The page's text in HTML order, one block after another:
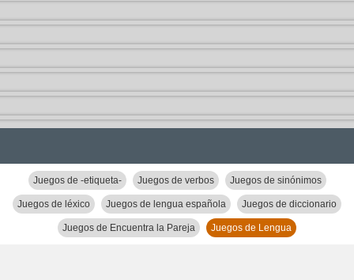
Juegos de -etiqueta- Juegos de verbos Juegos de sinónimos
Juegos de léxico Juegos de lengua española Juegos de diccionario
Juegos de Encuentra la Pareja Juegos de Lengua